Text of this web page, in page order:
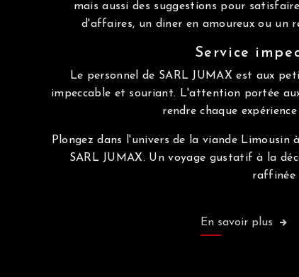
mais aussi des suggestions pour
d'affaires, un diner en amoureux ou un
Service
Le personnel de SARL JUMAX est aux
impeccable et souriant. L'attention portée
rendre chaque
Plongez dans l'univers de la viande
SARL JUMAX. Un voyage gustatif à la
raffinée
En savoir plus